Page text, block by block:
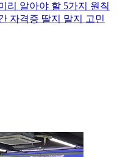
리 알아야 할 5가지 원칙
자격증 딸지 말지 고민